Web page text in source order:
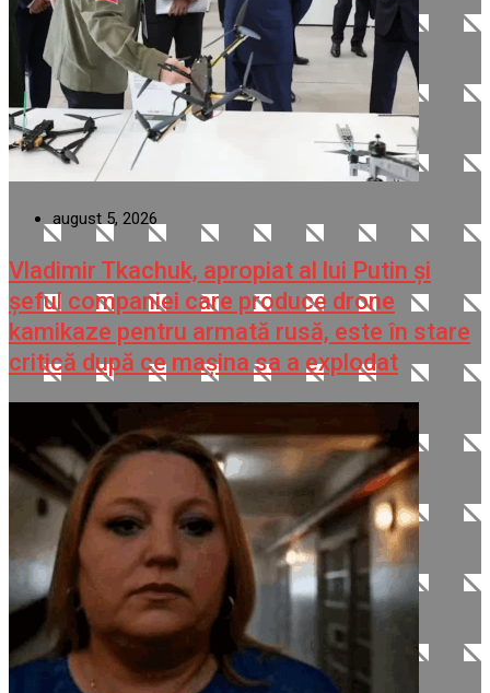
august 5, 2026
Vladimir Tkachuk, apropiat al lui Putin și
șeful companiei care produce drone
kamikaze pentru armată rusă, este în stare
critică după ce mașina sa a explodat